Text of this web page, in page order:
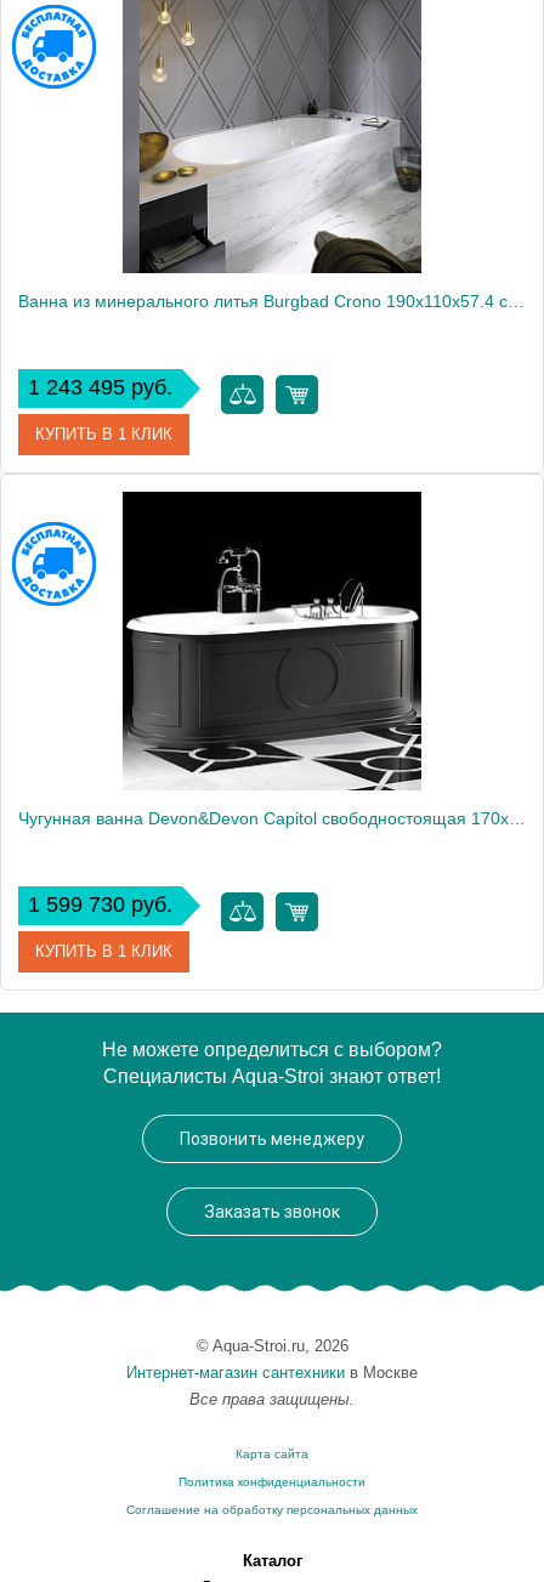
Артикул
Производитель
1 243 495 руб.
КУПИТЬ В 1 КЛИК
Артикул
Производитель
1 599 730 руб.
КУПИТЬ В 1 КЛИК
DECAPITOLV
Производитель DEVON&DEVON
Не можете определиться с выбором?
Специалисты Aqua-Stroi знают ответ!
Позвонить менеджеру
Заказать звонок
© Aqua-Stroi.ru, 2026
Интернет-магазин сантехники в Москве
Все права защищены.
Карта сайта
Политика конфиденциальности
Соглашение на обработку персональных данных
Каталог